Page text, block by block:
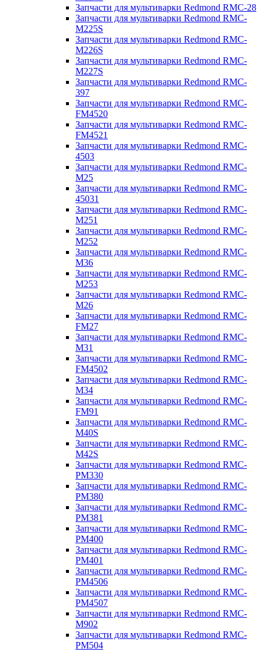
Запчасти для мультиварки Redmond RMC-28
Запчасти для мультиварки Redmond RMC-
M225S
Запчасти для мультиварки Redmond RMC-
M226S
Запчасти для мультиварки Redmond RMC-
M227S
Запчасти для мультиварки Redmond RMC-
397
Запчасти для мультиварки Redmond RMC-
FM4520
Запчасти для мультиварки Redmond RMC-
FM4521
Запчасти для мультиварки Redmond RMC-
4503
Запчасти для мультиварки Redmond RMC-
M25
Запчасти для мультиварки Redmond RMC-
45031
Запчасти для мультиварки Redmond RMC-
M251
Запчасти для мультиварки Redmond RMC-
M252
Запчасти для мультиварки Redmond RMC-
M36
Запчасти для мультиварки Redmond RMC-
M253
Запчасти для мультиварки Redmond RMC-
M26
Запчасти для мультиварки Redmond RMC-
FM27
Запчасти для мультиварки Redmond RMC-
M31
Запчасти для мультиварки Redmond RMC-
FM4502
Запчасти для мультиварки Redmond RMC-
M34
Запчасти для мультиварки Redmond RMC-
FM91
Запчасти для мультиварки Redmond RMC-
M40S
Запчасти для мультиварки Redmond RMC-
M42S
Запчасти для мультиварки Redmond RMC-
PM330
Запчасти для мультиварки Redmond RMC-
PM380
Запчасти для мультиварки Redmond RMC-
PM381
Запчасти для мультиварки Redmond RMC-
PM400
Запчасти для мультиварки Redmond RMC-
PM401
Запчасти для мультиварки Redmond RMC-
PM4506
Запчасти для мультиварки Redmond RMC-
PM4507
Запчасти для мультиварки Redmond RMC-
M902
Запчасти для мультиварки Redmond RMC-
PM504